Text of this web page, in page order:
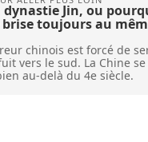
dynastie Jin, ou
brise toujours au
chinois est forcé de
vers le sud. La Chine
au-delà du 4e siècle.